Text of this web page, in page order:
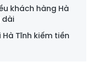
khách hàng Hà
dài
Tĩnh kiếm tiền